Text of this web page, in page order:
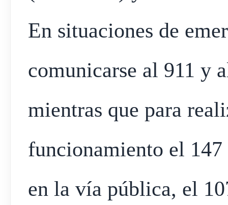
En situaciones de
comunicarse al 911 y
mientras que para
funcionamiento el 147
en la vía pública, el